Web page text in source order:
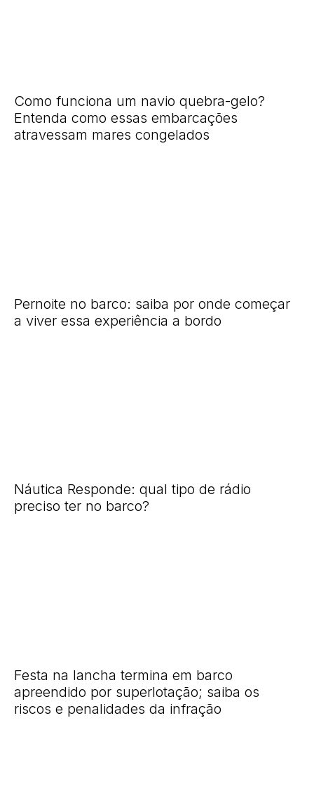
Como funciona um navio quebra-gelo?
Entenda como essas embarcações
atravessam mares congelados
Pernoite no barco: saiba por onde começar
a viver essa experiência a bordo
Náutica Responde: qual tipo de rádio
preciso ter no barco?
Festa na lancha termina em barco
apreendido por superlotação; saiba os
riscos e penalidades da infração